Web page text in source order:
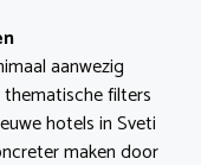
aanwezig
filters
hotels in Sveti
maken door